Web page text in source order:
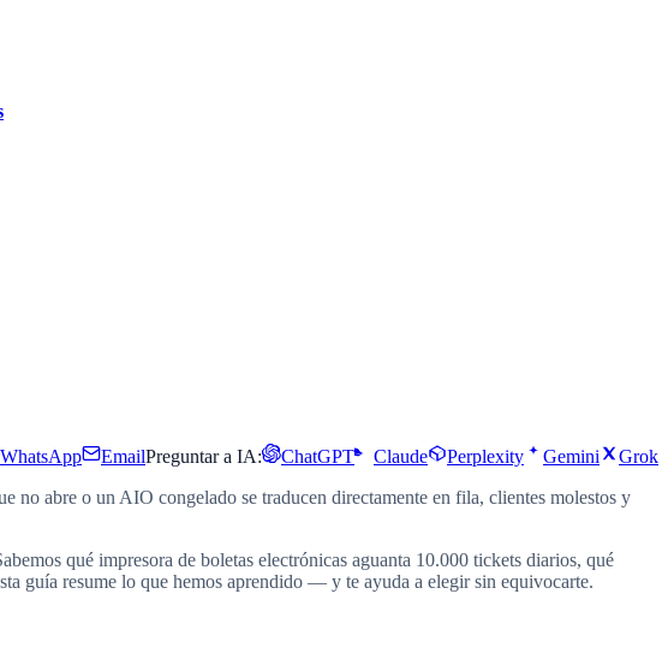
WhatsApp EmailPreguntar a IA: ChatGPT Claude Perplexity Gemini
Grok
no abre o un AIO congelado se traducen directamente en fila, clientes molestos y
qué impresora de boletas electrónicas aguanta 10.000 tickets diarios, qué
guía resume lo que hemos aprendido — y te ayuda a elegir sin equivocarte.